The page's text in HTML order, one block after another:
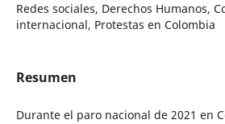
Redes sociales, Derechos Humanos,
internacional, Protestas en Colombia
Resumen
Durante el paro nacional de 2021 en